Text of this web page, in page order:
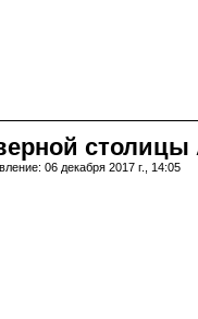
06 декабря 2017 г., 14:05